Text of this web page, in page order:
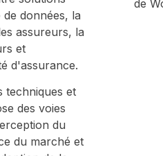
données, la
assureurs, la
et
d'assurance.
techniques et
des voies
du
du marché et
de